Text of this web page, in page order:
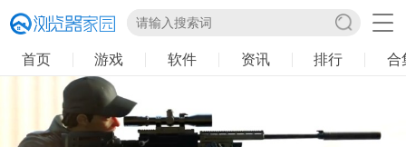
首页 游戏 软件 资讯 排行 合